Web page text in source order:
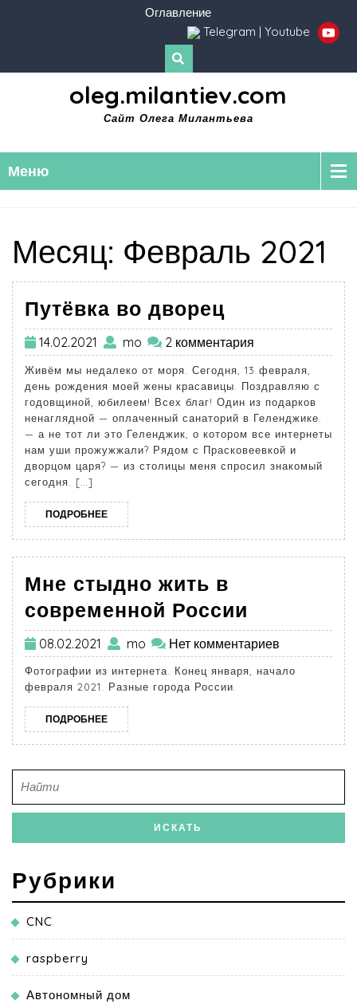
Оглавление
Telegram | Youtube
oleg.milantiev.com
Сайт Олега Милантьева
Меню
Месяц: Февраль 2021
Путёвка во дворец
14.02.2021 mo 2 комментария
Живём мы недалеко от моря. Сегодня, 13 февраля,
день рождения моей жены красавицы. Поздравляю с
годовщиной, юбилеем! Всех благ! Один из подарков
ненаглядной — оплаченный санаторий в Геленджике.
— а не тот ли это Геленджик, о котором все интернеты
нам уши прожужжали? Рядом с Прасковеевкой и
дворцом царя? — из столицы меня спросил знакомый
сегодня. […]
ПОДРОБНЕЕ
Мне стыдно жить в
современной России
08.02.2021 mo Нет комментариев
Фотографии из интернета. Конец января, начало
февраля 2021. Разные города России.
ПОДРОБНЕЕ
Рубрики
CNC
raspberry
Автономный дом